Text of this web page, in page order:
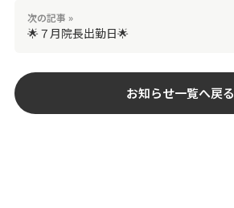
次の記事 »
🌟７月院長出勤日🌟
お知らせ一覧へ戻る